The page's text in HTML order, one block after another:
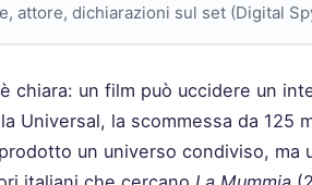
attore, dichiarazioni sul set (Digital
è chiara: un film può uccidere un
Universal, la scommessa da 125
un universo condiviso, ma